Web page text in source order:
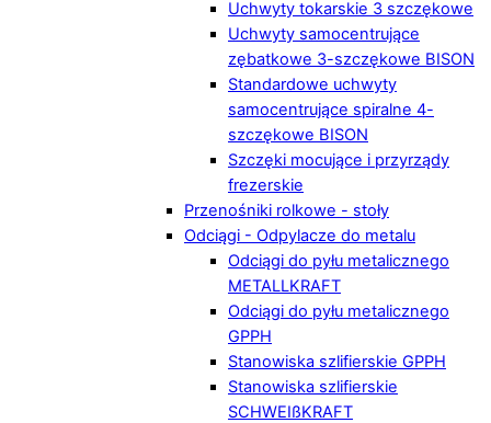
Uchwyty tokarskie 3 szczękowe
Uchwyty samocentrujące
zębatkowe 3-szczękowe BISON
Standardowe uchwyty
samocentrujące spiralne 4-
szczękowe BISON
Szczęki mocujące i przyrządy
frezerskie
Przenośniki rolkowe - stoły
Odciągi - Odpylacze do metalu
Odciągi do pyłu metalicznego
METALLKRAFT
Odciągi do pyłu metalicznego
GPPH
Stanowiska szlifierskie GPPH
Stanowiska szlifierskie
SCHWEIßKRAFT